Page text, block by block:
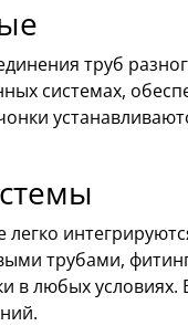
труб
системах,
трубами,
в любых условиях.